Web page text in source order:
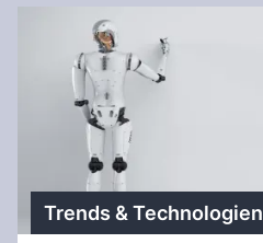
Trends & Technologien